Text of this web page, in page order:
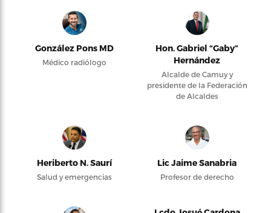
González Pons MD
Médico radiólogo
Hon. Gabriel “Gaby”
Hernández
Alcalde de Camuy y
presidente de la Federación
de Alcaldes
Heriberto N. Saurí
Salud y emergencias
Lic Jaime Sanabria
Profesor de derecho